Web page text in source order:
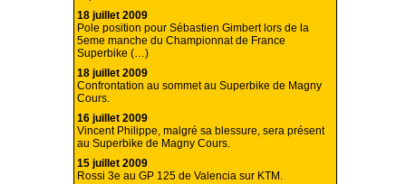
18 juillet 2009
Pole position pour Sébastien Gimbert lors de la
5eme manche du Championnat de France
Superbike (…)
18 juillet 2009
Confrontation au sommet au Superbike de Magny
Cours.
16 juillet 2009
Vincent Philippe, malgré sa blessure, sera présent
au Superbike de Magny Cours.
15 juillet 2009
Rossi 3e au GP 125 de Valencia sur KTM.